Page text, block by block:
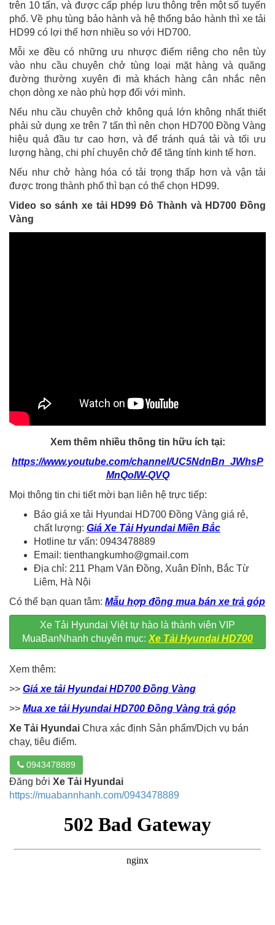
trên 10 tấn, và được cấp phép lưu thông trên một số tuyến
phố. Về phụ tùng bảo hành và hệ thống bảo hành thì xe tải
HD99 có lợi thế hơn nhiều so với HD700.
Mỗi xe đều có những ưu nhược điểm riêng cho nên tùy
vào nhu cầu chuyên chở tùng loại mặt hàng và quãng
đường thường xuyên đi mà khách hàng cân nhắc nên
chọn dòng xe nào phù hợp đối với mình.
Nếu nhu cầu chuyên chở không quá lớn không nhất thiết
phải sử dụng xe trên 7 tấn thì nên chọn HD700 Đồng Vàng
hiệu quả đầu tư cao hơn, và để tránh quá tải và tối ưu
lượng hàng, chi phí chuyên chở để tăng tính kinh tế hơn.
Nếu như chở hàng hóa có tải trọng thấp hơn và vận tải
được trong thành phố thì bạn có thể chọn HD99.
Video so sánh xe tải HD99 Đô Thành và HD700 Đồng
Vàng
Xem thêm nhiều thông tin hữu ích tại:
https://www.youtube.com/channel/UC5NdnBn_JWhsP
MnQolW-QVQ
Mọi thông tin chi tiết mời bạn liên hệ trực tiếp:
Báo giá xe tải Hyundai HD700 Đồng Vàng giá rẻ,
chất lượng: Giá Xe Tải Hyundai Miền Bắc
Hotline tư vấn: 0943478889
Email: tienthangkumho@gmail.com
Địa chỉ: 211 Phạm Văn Đồng, Xuân Đỉnh, Bắc Từ
Liêm, Hà Nội
Có thể bạn quan tâm: Mẫu hợp đồng mua bán xe trả góp
Xe Tải Hyundai Việt tự hào là thành viên VIP
MuaBanNhanh chuyên mục: Xe Tải Hyundai HD700
Xem thêm:
>> Giá xe tải Hyundai HD700 Đồng Vàng
>> Mua xe tải Hyundai HD700 Đồng Vàng trả góp
Xe Tải Hyundai Chưa xác định Sản phẩm/Dịch vụ bán
chạy, tiêu điểm.
0943478889
Đăng bởi Xe Tải Hyundai
https://muabannhanh.com/0943478889